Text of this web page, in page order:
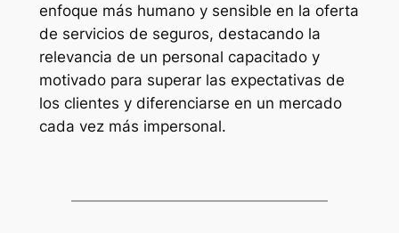
enfoque más humano y sensible en la oferta
de servicios de seguros, destacando la
relevancia de un personal capacitado y
motivado para superar las expectativas de
los clientes y diferenciarse en un mercado
cada vez más impersonal.